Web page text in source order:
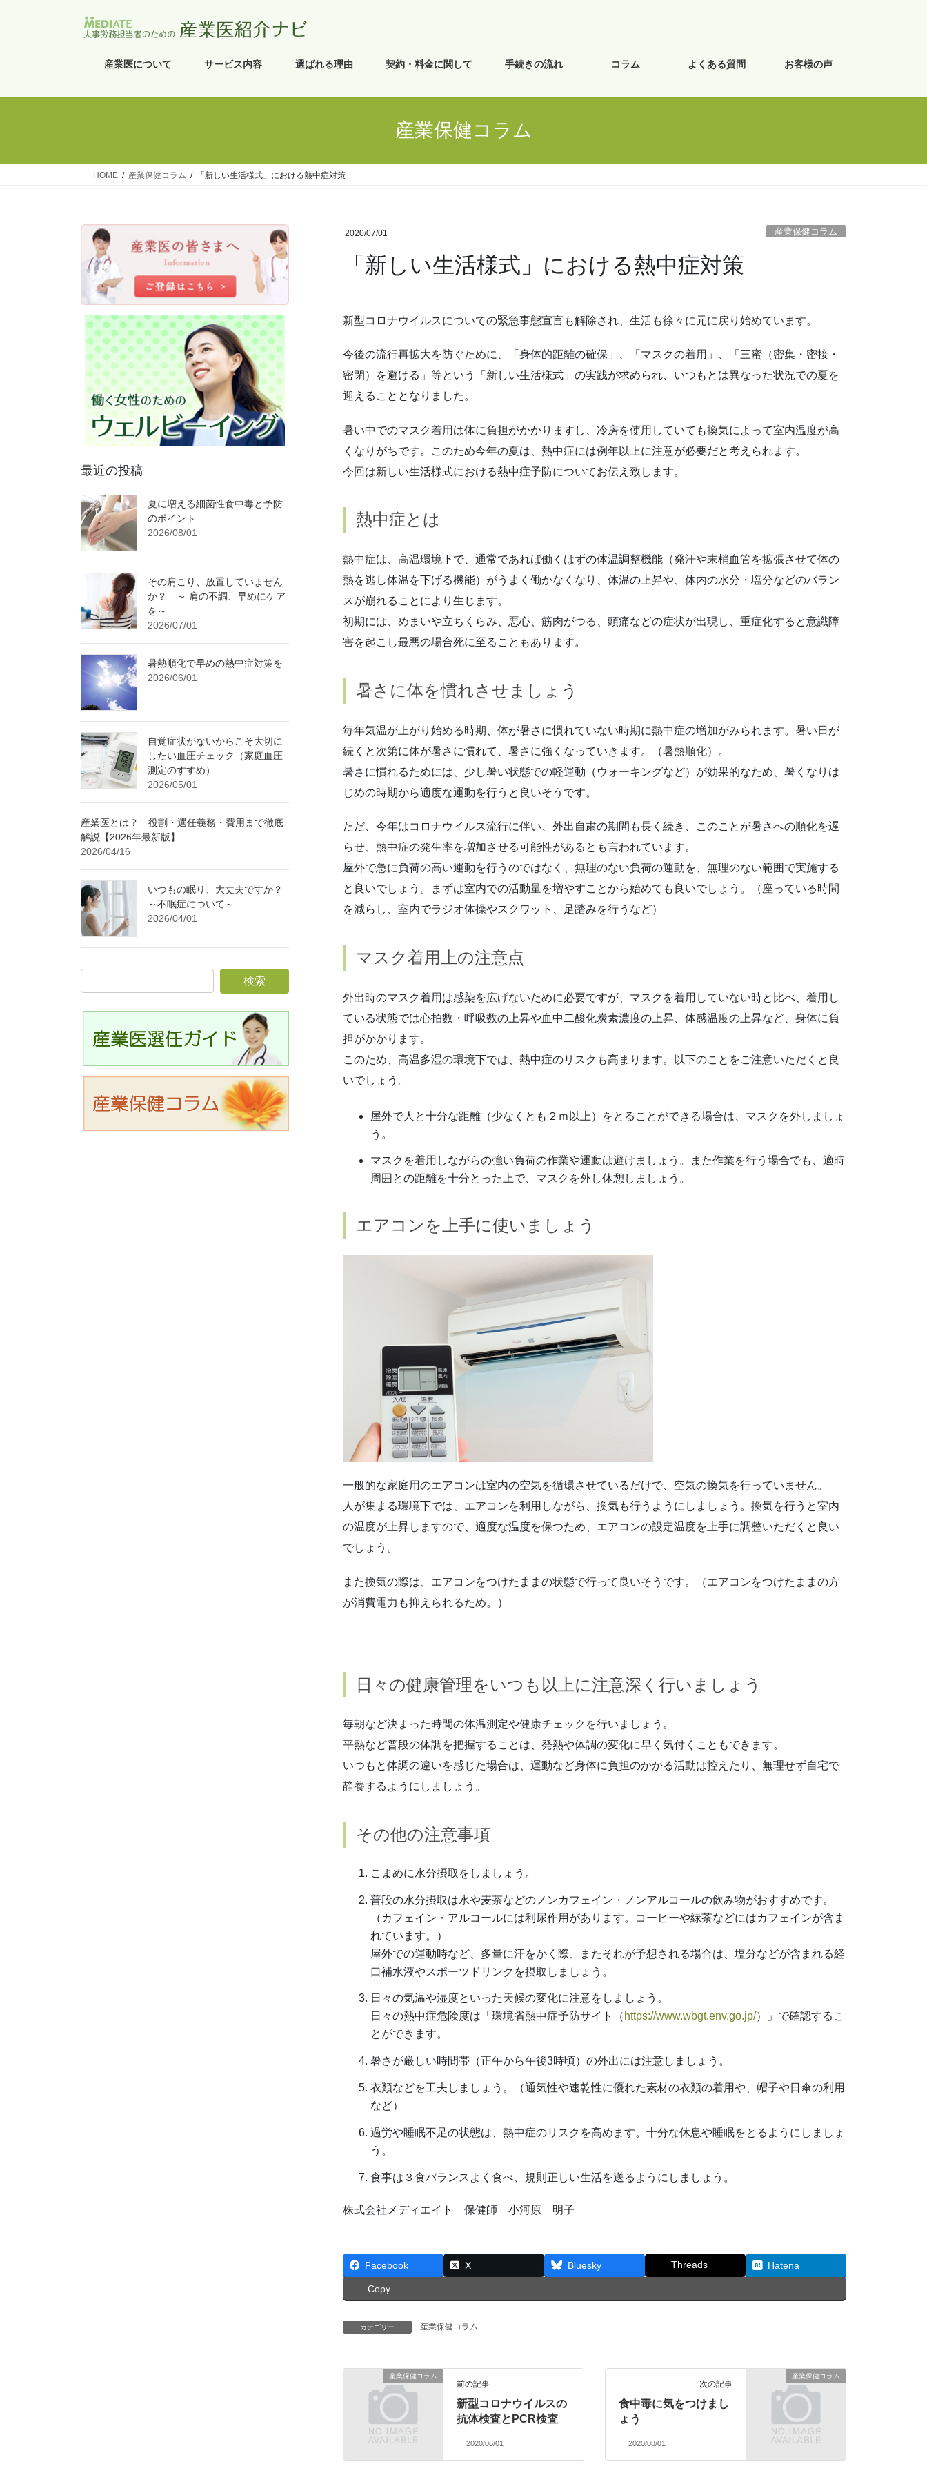
産業医について サービス内容 選ばれる理由 契約・料金に関して 手続きの流れ コラム よくある質問 お客様の声
産業保健コラム
HOME 産業保健コラム 「新しい生活様式」における熱中症対策
2020/07/01 産業保健コラム
「新しい生活様式」における熱中症対策
新型コロナウイルスについての緊急事態宣言も解除され、生活も徐々に元に戻り始めています。
今後の流行再拡大を防ぐために、「身体的距離の確保」、「マスクの着用」、「三蜜（密集・密接・
密閉）を避ける」等という「新しい生活様式」の実践が求められ、いつもとは異なった状況での夏を
迎えることとなりました。
暑い中でのマスク着用は体に負担がかかりますし、冷房を使用していても換気によって室内温度が高
くなりがちです。このため今年の夏は、熱中症には例年以上に注意が必要だと考えられます。
今回は新しい生活様式における熱中症予防についてお伝え致します。
熱中症とは
熱中症は、高温環境下で、通常であれば働くはずの体温調整機能（発汗や末梢血管を拡張させて体の
熱を逃し体温を下げる機能）がうまく働かなくなり、体温の上昇や、体内の水分・塩分などのバラン
スが崩れることにより生じます。
初期には、めまいや立ちくらみ、悪心、筋肉がつる、頭痛などの症状が出現し、重症化すると意識障
害を起こし最悪の場合死に至ることもあります。
暑さに体を慣れさせましょう
毎年気温が上がり始める時期、体が暑さに慣れていない時期に熱中症の増加がみられます。暑い日が
続くと次第に体が暑さに慣れて、暑さに強くなっていきます。（暑熱順化）。
暑さに慣れるためには、少し暑い状態での軽運動（ウォーキングなど）が効果的なため、暑くなりは
じめの時期から適度な運動を行うと良いそうです。
ただ、今年はコロナウイルス流行に伴い、外出自粛の期間も長く続き、このことが暑さへの順化を遅
らせ、熱中症の発生率を増加させる可能性があるとも言われています。
屋外で急に負荷の高い運動を行うのではなく、無理のない負荷の運動を、無理のない範囲で実施する
と良いでしょう。まずは室内での活動量を増やすことから始めても良いでしょう。（座っている時間
を減らし、室内でラジオ体操やスクワット、足踏みを行うなど）
マスク着用上の注意点
外出時のマスク着用は感染を広げないために必要ですが、マスクを着用していない時と比べ、着用し
ている状態では心拍数・呼吸数の上昇や血中二酸化炭素濃度の上昇、体感温度の上昇など、身体に負
担がかかります。
このため、高温多湿の環境下では、熱中症のリスクも高まります。以下のことをご注意いただくと良
いでしょう。
屋外で人と十分な距離（少なくとも２ｍ以上）をとることができる場合は、マスクを外しましょ
う。
マスクを着用しながらの強い負荷の作業や運動は避けましょう。また作業を行う場合でも、適時
周囲との距離を十分とった上で、マスクを外し休憩しましょう。
エアコンを上手に使いましょう
一般的な家庭用のエアコンは室内の空気を循環させているだけで、空気の換気を行っていません。
人が集まる環境下では、エアコンを利用しながら、換気も行うようにしましょう。換気を行うと室内
の温度が上昇しますので、適度な温度を保つため、エアコンの設定温度を上手に調整いただくと良い
でしょう。
また換気の際は、エアコンをつけたままの状態で行って良いそうです。（エアコンをつけたままの方
が消費電力も抑えられるため。）
日々の健康管理をいつも以上に注意深く行いましょう
毎朝など決まった時間の体温測定や健康チェックを行いましょう。
平熱など普段の体調を把握することは、発熱や体調の変化に早く気付くこともできます。
いつもと体調の違いを感じた場合は、運動など身体に負担のかかる活動は控えたり、無理せず自宅で
静養するようにしましょう。
その他の注意事項
こまめに水分摂取をしましょう。
普段の水分摂取は水や麦茶などのノンカフェイン・ノンアルコールの飲み物がおすすめです。
（カフェイン・アルコールには利尿作用があります。コーヒーや緑茶などにはカフェインが含ま
れています。）
屋外での運動時など、多量に汗をかく際、またそれが予想される場合は、塩分などが含まれる経
口補水液やスポーツドリンクを摂取しましょう。
日々の気温や湿度といった天候の変化に注意をしましょう。
日々の熱中症危険度は「環境省熱中症予防サイト（ https://www.wbgt.env.go.jp/）」で確認するこ
とができます。
暑さが厳しい時間帯（正午から午後3時頃）の外出には注意しましょう。
衣類などを工夫しましょう。（通気性や速乾性に優れた素材の衣類の着用や、帽子や日傘の利用
など）
過労や睡眠不足の状態は、熱中症のリスクを高めます。十分な休息や睡眠をとるようにしましょ
う。
食事は３食バランスよく食べ、規則正しい生活を送るようにしましょう。
株式会社メディエイト 保健師 小河原 明子
Facebook X Bluesky Threads Hatena
Copy
カテゴリー 産業保健コラム
産業保健コラム
前の記事
新型コロナウイルスの
抗体検査とPCR検査
2020/06/01
産業保健コラム
次の記事
食中毒に気をつけまし
ょう
2020/08/01
最近の投稿
夏に増える細菌性食中毒と予防
のポイント
2026/08/01
その肩こり、放置していません
か？ ～ 肩の不調、早めにケア
を～
2026/07/01
暑熱順化で早めの熱中症対策を
2026/06/01
自覚症状がないからこそ大切に
したい血圧チェック（家庭血圧
測定のすすめ）
2026/05/01
産業医とは？ 役割・選任義務・費用まで徹底
解説【2026年最新版】
2026/04/16
いつもの眠り、大丈夫ですか？
～不眠症について～
2026/04/01